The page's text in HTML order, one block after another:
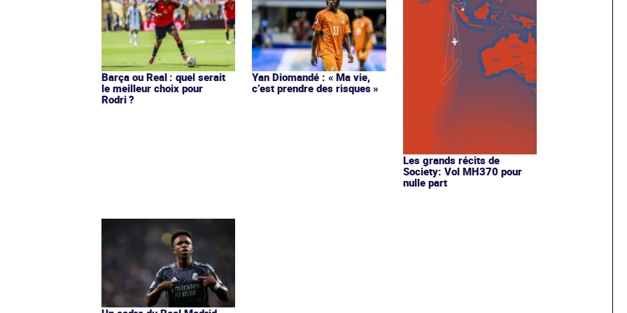
Barça ou Real : quel serait
le meilleur choix pour
Rodri ?
Yan Diomandé : « Ma vie,
c’est prendre des risques »
Les grands récits de
Society: Vol MH370 pour
nulle part